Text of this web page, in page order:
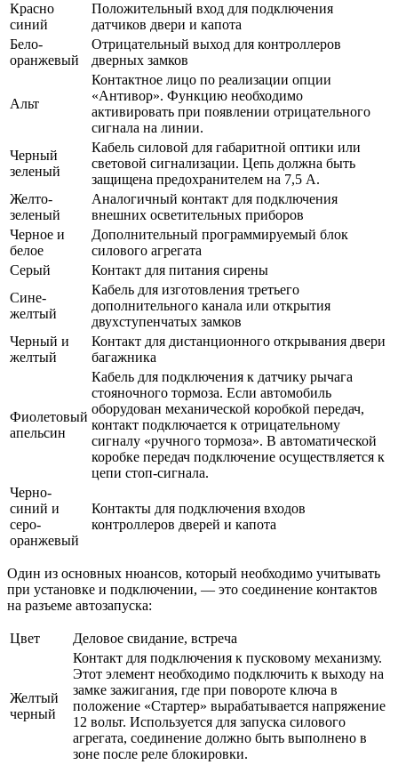
Красно
синий
Положительный вход для подключения
датчиков двери и капота
Бело-
оранжевый
Отрицательный выход для контроллеров
дверных замков
Альт
Контактное лицо по реализации опции
«Антивор». Функцию необходимо
активировать при появлении отрицательного
сигнала на линии.
Черный
зеленый
Кабель силовой для габаритной оптики или
световой сигнализации. Цепь должна быть
защищена предохранителем на 7,5 А.
Желто-
зеленый
Аналогичный контакт для подключения
внешних осветительных приборов
Черное и
белое
Дополнительный программируемый блок
силового агрегата
Серый
Контакт для питания сирены
Сине-
желтый
Кабель для изготовления третьего
дополнительного канала или открытия
двухступенчатых замков
Черный и
желтый
Контакт для дистанционного открывания двери
багажника
Фиолетовый
апельсин
Кабель для подключения к датчику рычага
стояночного тормоза. Если автомобиль
оборудован механической коробкой передач,
контакт подключается к отрицательному
сигналу «ручного тормоза». В автоматической
коробке передач подключение осуществляется к
цепи стоп-сигнала.
Черно-
синий и
серо-
оранжевый
Контакты для подключения входов
контроллеров дверей и капота
Один из основных нюансов, который необходимо учитывать
при установке и подключении, — это соединение контактов
на разъеме автозапуска:
Цвет Деловое свидание, встреча
Желтый
черный
Контакт для подключения к пусковому механизму.
Этот элемент необходимо подключить к выходу на
замке зажигания, где при повороте ключа в
положение «Стартер» вырабатывается напряжение
12 вольт. Используется для запуска силового
агрегата, соединение должно быть выполнено в
зоне после реле блокировки.